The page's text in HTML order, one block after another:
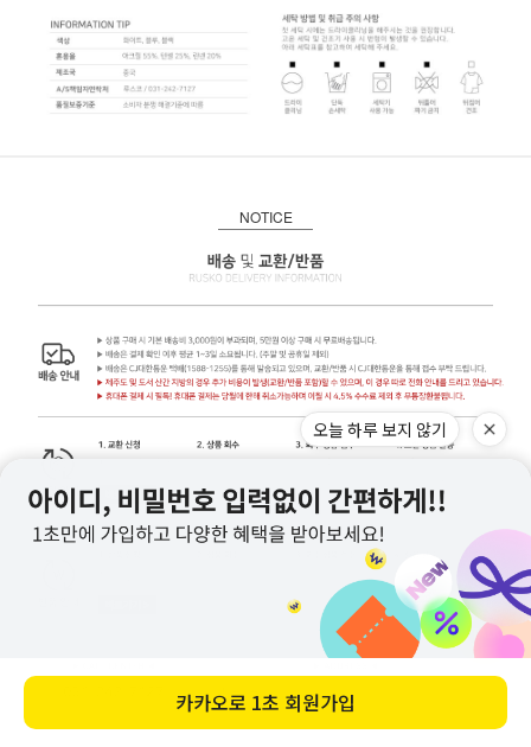
NOTICE
오늘 하루 보지 않기
카카오로 1초 회원가입